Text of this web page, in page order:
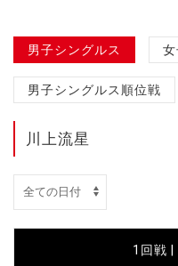
男子シングルス
男子シングルス順位戦
川上流星
1回戦